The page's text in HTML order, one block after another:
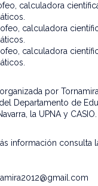
calculadora
calculadora
calculadora
por
Departamento de
la UPNA y CASIO.
información consulta